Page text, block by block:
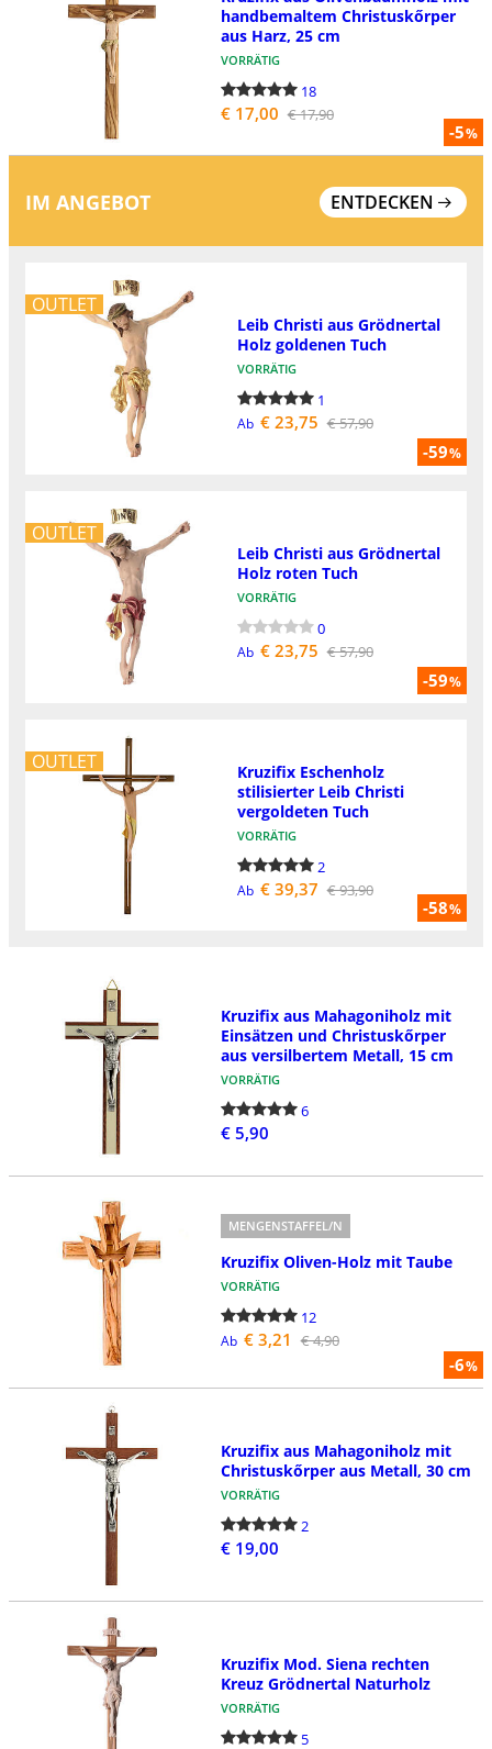
-5%
handbemaltem Christuskőrper
aus Harz, 25 cm
VORRÄTIG
18
€ 17,00 € 17,90
IM ANGEBOT ENTDECKEN
OUTLET
-59%
Leib Christi aus Grödnertal
Holz goldenen Tuch
VORRÄTIG
1
Ab € 23,75 € 57,90
OUTLET
-59%
Leib Christi aus Grödnertal
Holz roten Tuch
VORRÄTIG
0
Ab € 23,75 € 57,90
OUTLET
-58%
Kruzifix Eschenholz
stilisierter Leib Christi
vergoldeten Tuch
VORRÄTIG
2
Ab € 39,37 € 93,90
Kruzifix aus Mahagoniholz mit
Einsätzen und Christuskőrper
aus versilbertem Metall, 15 cm
VORRÄTIG
6
€ 5,90
-6%
MENGENSTAFFEL/N
Kruzifix Oliven-Holz mit Taube
VORRÄTIG
12
Ab € 3,21 € 4,90
Kruzifix aus Mahagoniholz mit
Christuskőrper aus Metall, 30 cm
VORRÄTIG
2
€ 19,00
Kruzifix Mod. Siena rechten
Kreuz Grödnertal Naturholz
VORRÄTIG
5